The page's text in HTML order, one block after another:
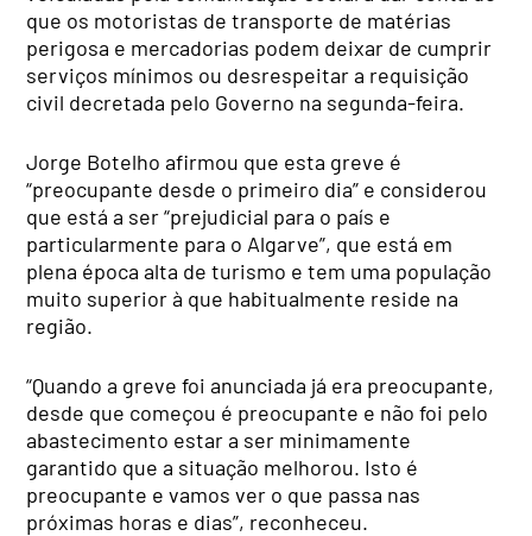
que os motoristas de transporte de matérias
perigosa e mercadorias podem deixar de cumprir
serviços mínimos ou desrespeitar a requisição
civil decretada pelo Governo na segunda-feira.
Jorge Botelho afirmou que esta greve é
“preocupante desde o primeiro dia” e considerou
que está a ser “prejudicial para o país e
particularmente para o Algarve”, que está em
plena época alta de turismo e tem uma população
muito superior à que habitualmente reside na
região.
“Quando a greve foi anunciada já era preocupante,
desde que começou é preocupante e não foi pelo
abastecimento estar a ser minimamente
garantido que a situação melhorou. Isto é
preocupante e vamos ver o que passa nas
próximas horas e dias”, reconheceu.